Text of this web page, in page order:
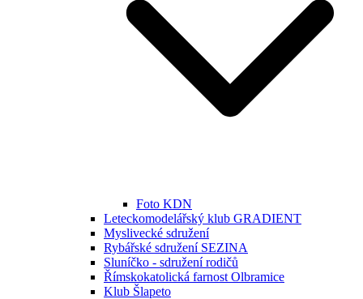
Foto KDN
Leteckomodelářský klub GRADIENT
Myslivecké sdružení
Rybářské sdružení SEZINA
Sluníčko - sdružení rodičů
Římskokatolická farnost Olbramice
Klub Šlapeto